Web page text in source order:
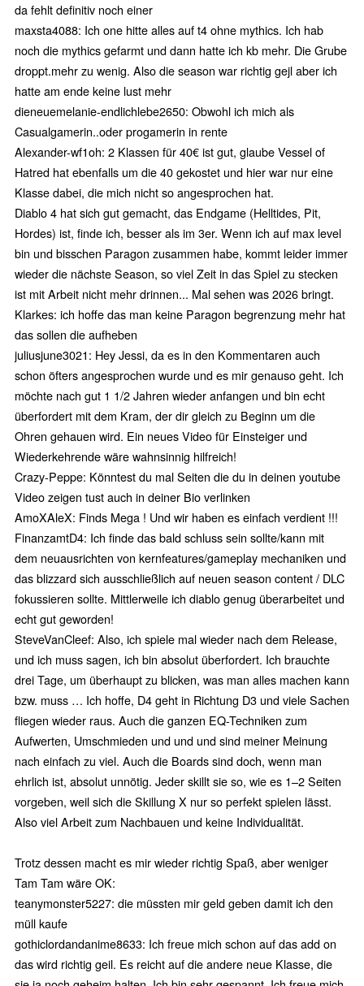
da fehlt definitiv noch einer
maxsta4088: Ich one hitte alles auf t4 ohne mythics. Ich hab
noch die mythics gefarmt und dann hatte ich kb mehr. Die Grube
droppt.mehr zu wenig. Also die season war richtig gejl aber ich
hatte am ende keine lust mehr
dieneuemelanie-endlichlebe2650: Obwohl ich mich als
Casualgamerin..oder progamerin in rente
Alexander-wf1oh: 2 Klassen für 40€ ist gut, glaube Vessel of
Hatred hat ebenfalls um die 40 gekostet und hier war nur eine
Klasse dabei, die mich nicht so angesprochen hat.
Diablo 4 hat sich gut gemacht, das Endgame (Helltides, Pit,
Hordes) ist, finde ich, besser als im 3er. Wenn ich auf max level
bin und bisschen Paragon zusammen habe, kommt leider immer
wieder die nächste Season, so viel Zeit in das Spiel zu stecken
ist mit Arbeit nicht mehr drinnen... Mal sehen was 2026 bringt.
Klarkes: ich hoffe das man keine Paragon begrenzung mehr hat
das sollen die aufheben
juliusjune3021: Hey Jessi, da es in den Kommentaren auch
schon öfters angesprochen wurde und es mir genauso geht. Ich
möchte nach gut 1 1/2 Jahren wieder anfangen und bin echt
überfordert mit dem Kram, der dir gleich zu Beginn um die
Ohren gehauen wird. Ein neues Video für Einsteiger und
Wiederkehrende wäre wahnsinnig hilfreich!
Crazy-Peppe: Könntest du mal Seiten die du in deinen youtube
Video zeigen tust auch in deiner Bio verlinken
AmoXAleX: Finds Mega ! Und wir haben es einfach verdient !!!
FinanzamtD4: Ich finde das bald schluss sein sollte/kann mit
dem neuausrichten von kernfeatures/gameplay mechaniken und
das blizzard sich ausschließlich auf neuen season content / DLC
fokussieren sollte. Mittlerweile ich diablo genug überarbeitet und
echt gut geworden!
SteveVanCleef: Also, ich spiele mal wieder nach dem Release,
und ich muss sagen, ich bin absolut überfordert. Ich brauchte
drei Tage, um überhaupt zu blicken, was man alles machen kann
bzw. muss … Ich hoffe, D4 geht in Richtung D3 und viele Sachen
fliegen wieder raus. Auch die ganzen EQ-Techniken zum
Aufwerten, Umschmieden und und und sind meiner Meinung
nach einfach zu viel. Auch die Boards sind doch, wenn man
ehrlich ist, absolut unnötig. Jeder skillt sie so, wie es 1–2 Seiten
vorgeben, weil sich die Skillung X nur so perfekt spielen lässt.
Also viel Arbeit zum Nachbauen und keine Individualität.
Trotz dessen macht es mir wieder richtig Spaß, aber weniger
Tam Tam wäre OK:
teanymonster5227: die müssten mir geld geben damit ich den
müll kaufe
gothiclordandanime8633: Ich freue mich schon auf das add on
das wird richtig geil. Es reicht auf die andere neue Klasse, die